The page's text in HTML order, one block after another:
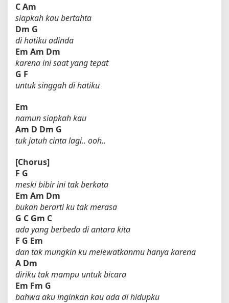
CAm
siapkah kau bertahta
Dm G
di hatiku adinda
Em Am Dm
karena ini saat yang tepat
G F
untuk singgah di hatiku
Em
namun siapkah kau
Am D Dm G
tuk jatuh cinta lagi.. ooh..
[Chorus]
F G
meski bibir ini tak berkata
Em Am Dm
bukan berarti ku tak merasa
G C Gm C
ada yang berbeda di antara kita
F G Em
dan tak mungkin ku melewatkanmu hanya karena
A Dm
diriku tak mampu untuk bicara
Em Fm G
bahwa aku inginkan kau ada di hidupku